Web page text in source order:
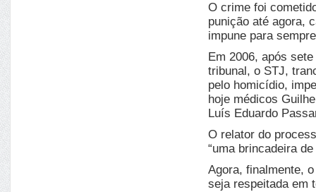
O crime foi
punição até agora,
impune para
Em 2006, após
tribunal, o STJ,
pelo homicídio,
hoje médicos
Luís Eduardo
O relator do
“uma brincadeira
Agora, finalmente,
seja respeitada em